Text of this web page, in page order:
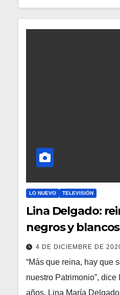
LO NUEVO TELEVISIÓN
Lina Delgado:
negros y blancos
4 DE DICIEMBRE DE
“Más que reina, hay que
nuestro Patrimonio”,
años, Lina María